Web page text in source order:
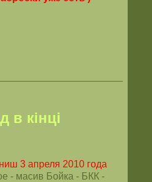
в кінці
3 апреля 2010 года
- масив Бойка - БКК -